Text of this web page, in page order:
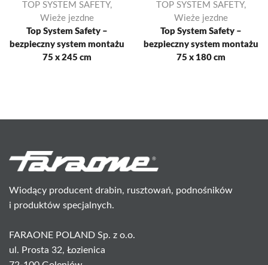
TOP SYSTEM SAFETY,
Wieże jezdne
Top System Safety –
bezpieczny system montażu
75 x 245 cm
TOP SYSTEM SAFETY,
Wieże jezdne
Top System Safety –
bezpieczny system montażu
75 x 180 cm
Wiodący producent drabin, rusztowań, podnośników
i produktów specjalnych.
FARAONE POLAND Sp. z o.o.
ul. Prosta 32, Łozienica